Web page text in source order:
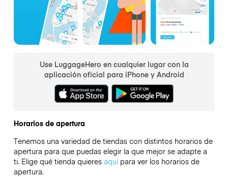
Use LuggageHero en cualquier lugar con la
aplicación oficial para iPhone y Android
Horarios de apertura
Tenemos una variedad de tiendas con distintos horarios de
apertura para que puedas elegir la que mejor se adapte a
ti. Elige qué tienda quieres aquípara ver los horarios de
apertura.